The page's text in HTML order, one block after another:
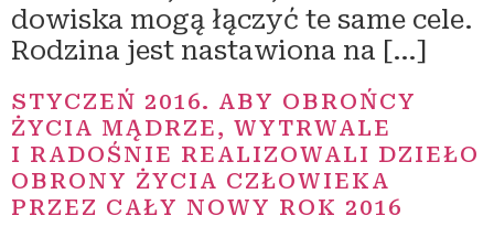
do­wi­ska mogą łączyć te same cele.
Rodzina jest nasta­wio­na na […]
STYCZEŃ 2016. ABY OBROŃCY
ŻYCIA MĄDRZE, WYTRWALE
I RADOŚNIE REALIZOWALI DZIEŁO
OBRONY ŻYCIA CZŁOWIEKA
PRZEZ CAŁY NOWY ROK 2016